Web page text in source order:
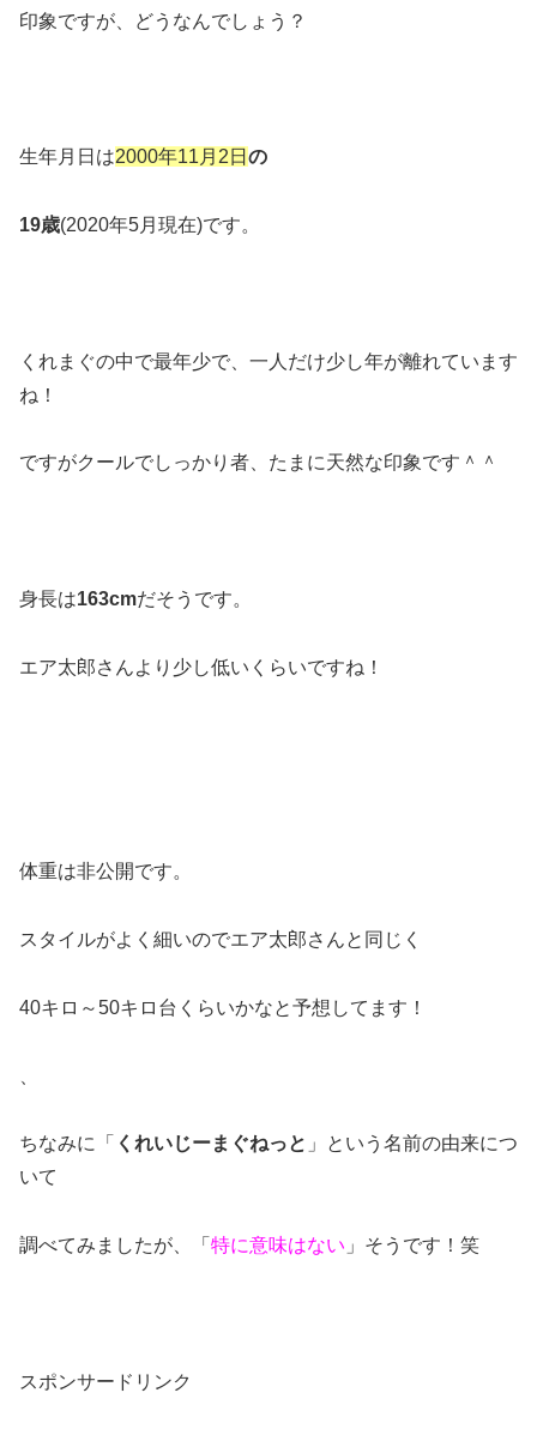
印象ですが、どうなんでしょう？
生年月日は2000年11月2日 の
19歳(2020年5月現在)です。
くれまぐの中で最年少で、一人だけ少し年が離れています
ね！
ですがクールでしっかり者、たまに天然な印象です＾＾
身長は163cmだそうです。
エア太郎さんより少し低いくらいですね！
体重は非公開です。
スタイルがよく細いのでエア太郎さんと同じく
40キロ～50キロ台くらいかなと予想してます！
ちなみに「 くれいじーまぐねっと 」という名前の由来につ
いて
調べてみましたが、「 特に意味はない 」そうです！笑
スポンサードリンク